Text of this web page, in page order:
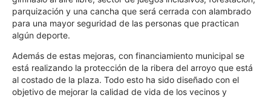
parquización y una cancha que será cerrada con alambrado
para una mayor seguridad de las personas que practican
algún deporte.
Además de estas mejoras, con financiamiento municipal se
está realizando la protección de la ribera del arroyo que está
al costado de la plaza. Todo esto ha sido diseñado con el
objetivo de mejorar la calidad de vida de los vecinos y